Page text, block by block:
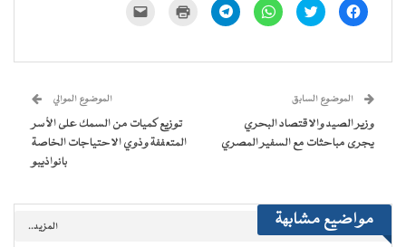
انقر
للمشاركة
في
اضغط
للمشاركة
في
انقر
للمشاركة
في
انقر
للمشاركة
في
للطباعة
جديدة) الإلكتروني
جديدة)
الموضوع السابق
وزير الصيد والاقتصاد البحري
يجرى مباحثات مع السفير المصري
الموضوع الموالي
توزيع كميات من السمك على الأسر
المتعففة وذوي الاحتياجات الخاصة
بانواذيبو
مواضيع مشابهة المزيد..